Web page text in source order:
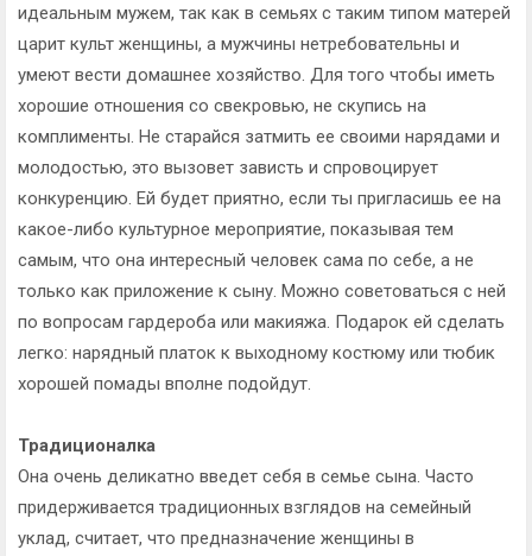
идеальным мужем, так как в семьях с таким типом матерей
царит культ женщины, а мужчины нетребовательны и
умеют вести домашнее хозяйство. Для того чтобы иметь
хорошие отношения со свекровью, не скупись на
комплименты. Не старайся затмить ее своими нарядами и
молодостью, это вызовет зависть и спровоцирует
конкуренцию. Ей будет приятно, если ты пригласишь ее на
какое-либо культурное мероприятие, показывая тем
самым, что она интересный человек сама по себе, а не
только как приложение к сыну. Можно советоваться с ней
по вопросам гардероба или макияжа. Подарок ей сделать
легко: нарядный платок к выходному костюму или тюбик
хорошей помады вполне подойдут.
Традиционалка
Она очень деликатно введет себя в семье сына. Часто
придерживается традиционных взглядов на семейный
уклад, считает, что предназначение женщины в